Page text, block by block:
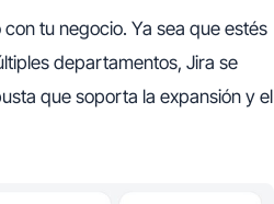
tu negocio. Ya sea que estés
departamentos, Jira se
que soporta la expansión y el